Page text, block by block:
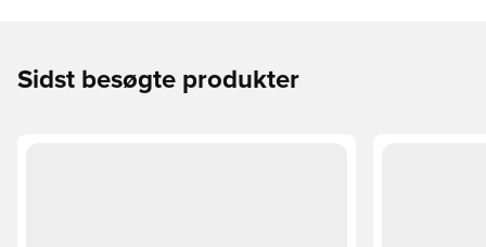
Sidst besøgte produkter